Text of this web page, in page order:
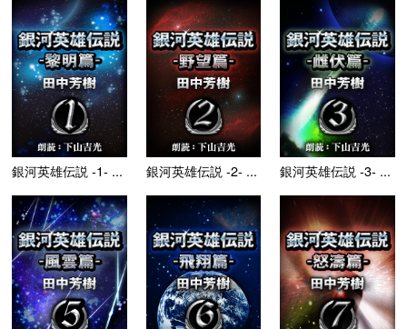
銀河英雄伝説 -1- ... 銀河英雄伝説 -2- ... 銀河英雄伝説 -3- ...